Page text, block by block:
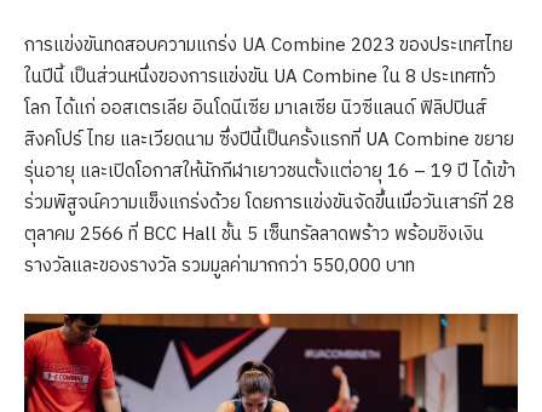
การแข่งขันทดสอบความแกร่ง UA Combine 2023 ของประเทศไทย
ในปีนี้ เป็นส่วนหนึ่งของการแข่งขัน UA Combine ใน 8 ประเทศทั่ว
โลก ได้แก่ ออสเตรเลีย อินโดนีเซีย มาเลเซีย นิวซีแลนด์ ฟิลิปปินส์
สิงคโปร์ ไทย และเวียดนาม ซึ่งปีนี้เป็นครั้งแรกที่ UA Combine ขยาย
รุ่นอายุ และเปิดโอกาสให้นักกีฬาเยาวชนตั้งแต่อายุ 16 – 19 ปี ได้เข้า
ร่วมพิสูจน์ความแข็งแกร่งด้วย โดยการแข่งขันจัดขึ้นเมื่อวันเสาร์ที่ 28
ตุลาคม 2566 ที่ BCC Hall ชั้น 5 เซ็นทรัลลาดพร้าว พร้อมชิงเงิน
รางวัลและของรางวัล รวมมูลค่ามากกว่า 550,000 บาท